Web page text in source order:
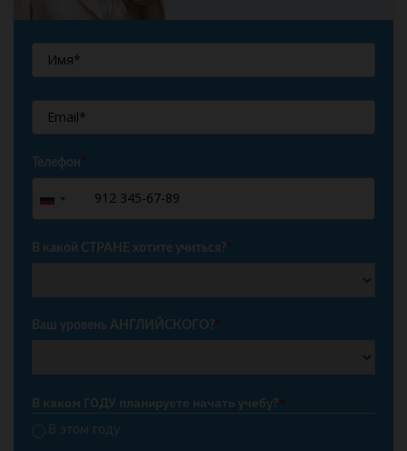
Телефон*
Russia
+7
В какой СТРАНЕ хотите учиться?*
Ваш уровень АНГЛИЙСКОГО?*
В каком ГОДУ планируете начать учебу?*
В этом году